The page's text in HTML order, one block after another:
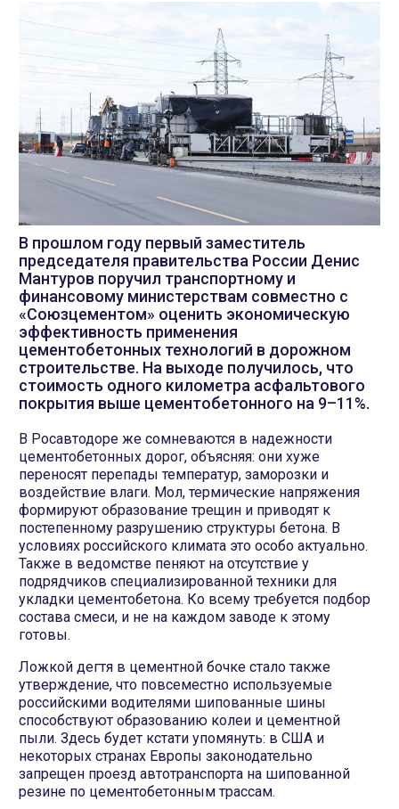
В прошлом году первый заместитель
председателя правительства России Денис
Мантуров поручил транспортному и
финансовому министерствам совместно с
«Союзцементом» оценить экономическую
эффективность применения
цементобетонных технологий в дорожном
строительстве. На выходе получилось, что
стоимость одного километра асфальтового
покрытия выше цементобетонного на 9–11%.
В Росавтодоре же сомневаются в надежности
цементобетонных дорог, объясняя: они хуже
переносят перепады температур, заморозки и
воздействие влаги. Мол, термические напряжения
формируют образование трещин и приводят к
постепенному разрушению структуры бетона. В
условиях российского климата это особо актуально.
Также в ведомстве пеняют на отсутствие у
подрядчиков специализированной техники для
укладки цементобетона. Ко всему требуется подбор
состава смеси, и не на каждом заводе к этому
готовы.
Ложкой дегтя в цементной бочке стало также
утверждение, что повсеместно используемые
российскими водителями шипованные шины
способствуют образованию колеи и цементной
пыли. Здесь будет кстати упомянуть: в США и
некоторых странах Европы законодательно
запрещен проезд автотранспорта на шипованной
резине по цементобетонным трассам.